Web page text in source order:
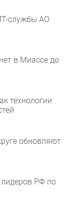
службы АО
в Миассе до
технологии
обновляют
РФ по